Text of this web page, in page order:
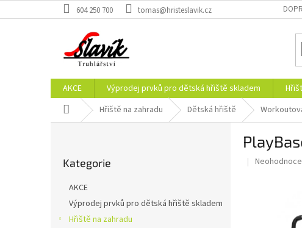
na
604 250 700 tomas@hristeslavik.cz
AKCE Výprodej prvků pro dětská hřiště skladem
Domů Hřiště na zahradu Dětská hřiště
kategorie
Kategorie
AKCE
Výprodej prvků pro dětská hřiště skladem
Hřiště na zahradu
Průměrné